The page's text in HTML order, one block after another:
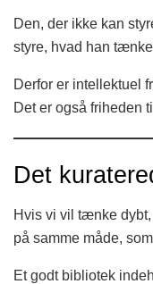
Den, der ikke kan
styre, hvad han
Derfor er intellektuel
Det er også friheden
Det
Hvis vi vil tænke
på samme måde,
Et godt bibliotek